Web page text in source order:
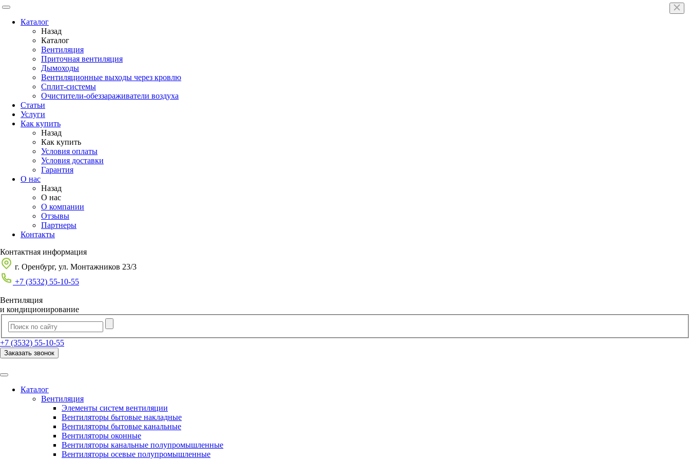
Каталог
Назад
Каталог
Вентиляция
Приточная вентиляция
Дымоходы
Вентиляционные выходы через кровлю
Сплит-системы
Очистители-обеззараживатели воздуха
Статьи
Услуги
Как купить
Назад
Как купить
Условия оплаты
Условия доставки
Гарантия
О нас
Назад
О нас
О компании
Отзывы
Партнеры
Контакты
Контактная информация
г. Оренбург, ул. Монтажников 23/3
+7 (3532) 55-10-55
Вентиляция
и кондиционирование
+7 (3532) 55-10-55
Заказать звонок
Каталог
Вентиляция
Элементы систем вентиляции
Вентиляторы бытовые накладные
Вентиляторы бытовые канальные
Вентиляторы оконные
Вентиляторы канальные полупромышленные
Вентиляторы осевые полупромышленные